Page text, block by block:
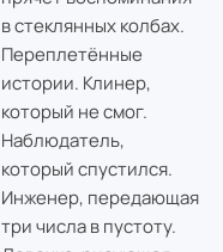
в стеклянных колбах.
Переплетённые
истории. Клинер,
который не смог.
Наблюдатель,
который спустился.
Инженер, передающая
три числа в пустоту.